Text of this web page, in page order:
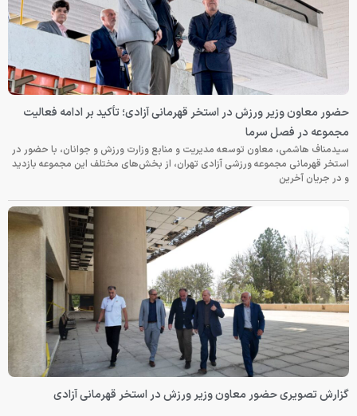
حضور معاون وزیر ورزش در استخر قهرمانی آزادی؛ تأکید بر ادامه فعالیت
مجموعه در فصل سرما
سیدمناف هاشمی، معاون توسعه مدیریت و منابع وزارت ورزش و جوانان، با حضور در
استخر قهرمانی مجموعه ورزشی آزادی تهران، از بخش‌های مختلف این مجموعه بازدید
و در جریان آخرین
گزارش تصویری حضور معاون وزیر ورزش در استخر قهرمانی آزادی